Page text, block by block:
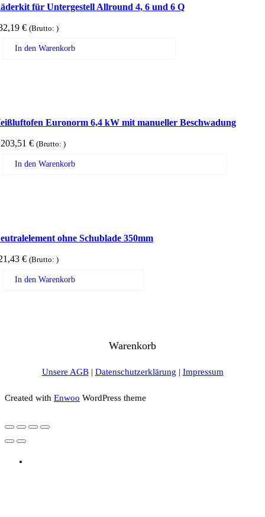
für Untergestell Allround 4, 6 und 6 Q
€ (Brutto: )
In den Warenkorb
Euronorm 6,4 kW mit manueller Beschwadung
€ (Brutto: )
In den Warenkorb
ohne Schublade 350mm
€ (Brutto: )
In den Warenkorb
Warenkorb
Unsere AGB| Datenschutzerklärung | Impressum
Created with Enwoo WordPress theme